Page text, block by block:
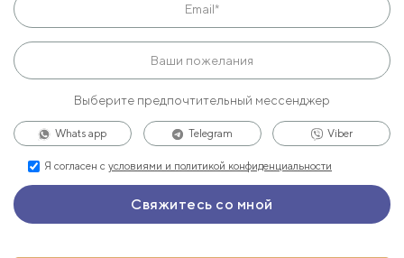
Выберите предпочтительный мессенджер
Whats app Telegram Viber
Я согласен с условиями и политикой конфиденциальности